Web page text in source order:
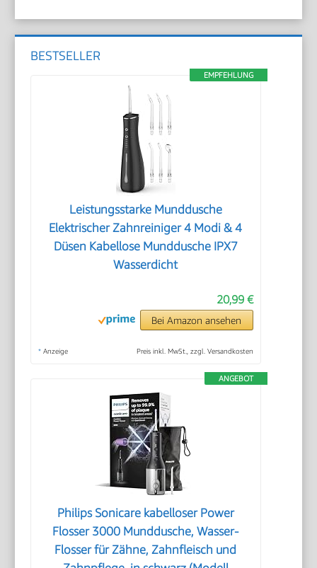
BESTSELLER
EMPFEHLUNG
Leistungsstarke Munddusche
Elektrischer Zahnreiniger 4 Modi & 4
Düsen Kabellose Munddusche IPX7
Wasserdicht
20,99 €
Bei Amazon ansehen
* Anzeige Preis inkl. MwSt., zzgl. Versandkosten
ANGEBOT
Philips Sonicare kabelloser Power
Flosser 3000 Munddusche, Wasser-
Flosser für Zähne, Zahnfleisch und